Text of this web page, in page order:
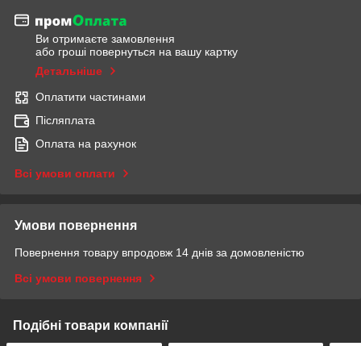
Ви отримаєте замовлення
або гроші повернуться на вашу картку
Детальніше
Оплатити частинами
Післяплата
Оплата на рахунок
Всі умови оплати
Умови повернення
Повернення товару впродовж 14 днів за домовленістю
Всі умови повернення
Подібні товари компанії